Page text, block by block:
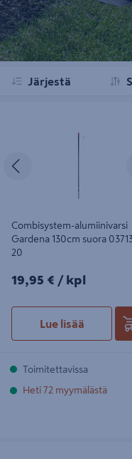
Järjestä
Combisystem-alumiinivarsi
Gardena 130cm suora
20
19,95€/kpl
19,95 € / kpl
Lue lisää
Toimitettavissa
Heti 72 myymälästä